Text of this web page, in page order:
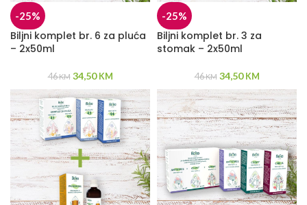
-25%
Biljni komplet br. 6 za pluća
– 2x50ml
46KM 34,50 KM
-25%
Biljni komplet br. 3 za
stomak – 2x50ml
46KM 34,50 KM